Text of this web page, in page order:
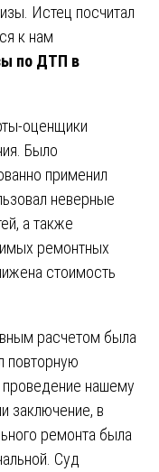
Истец посчитал
к нам
по ДТП в
оценщики
Было
применил
неверные
а также
ремонтных
стоимость
расчетом была
повторную
проведение нашему
заключение, в
ремонта была
Суд